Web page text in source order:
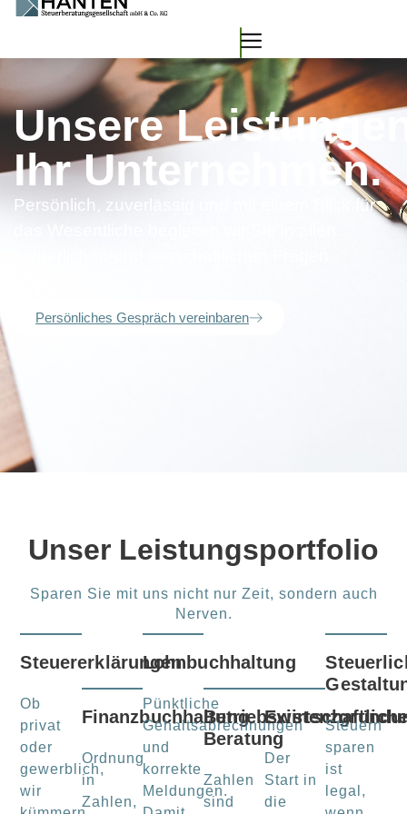
Unsere
Ihr Unternehmen.
Persönlich, zuverlässig und mit einem Blick für
Persönliches Gespräch vereinbaren
Unser Leistungsportfolio
Sparen Sie mit uns nicht nur Zeit, sondern auch
Nerven.
Steuererklärungen
Ob
privat
oder
gewerblich,
wir
Finanzbuchhaltung
Ordnung
in
Zahlen,
Lohnbuchhaltung
Pünktliche
Gehaltsabrechnungen
und
korrekte
Meldungen.
Betriebswirtschaftliche
Beratung
Zahlen
sind
Der
Start in
die
Steuern
sparen
ist
legal,